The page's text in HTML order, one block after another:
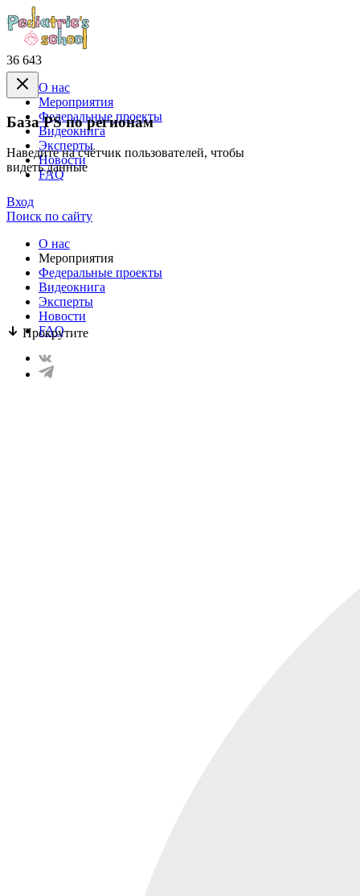
36 643
База PS по регионам
Наведите на счётчик пользователей, чтобы
видеть данные
Прокрутите
О нас
Mероприятия
Федеральные проекты
Видеокнига
Эксперты
Новости
FAQ
Вход
Поиск по сайту
О нас
Mероприятия
Федеральные проекты
Видеокнига
Эксперты
Новости
FAQ